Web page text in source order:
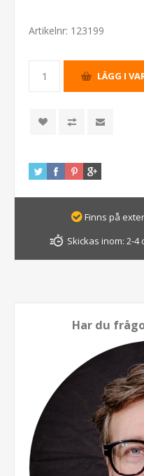
Artikelnr: 123199
Finns på
Skickas inom: 2-4
Har du